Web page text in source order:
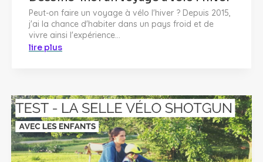
Peut-on faire un voyage à vélo l'hiver ? Depuis 2015,
j'ai la chance d'habiter dans un pays froid et de
vivre ainsi l'expérience...
lire plus